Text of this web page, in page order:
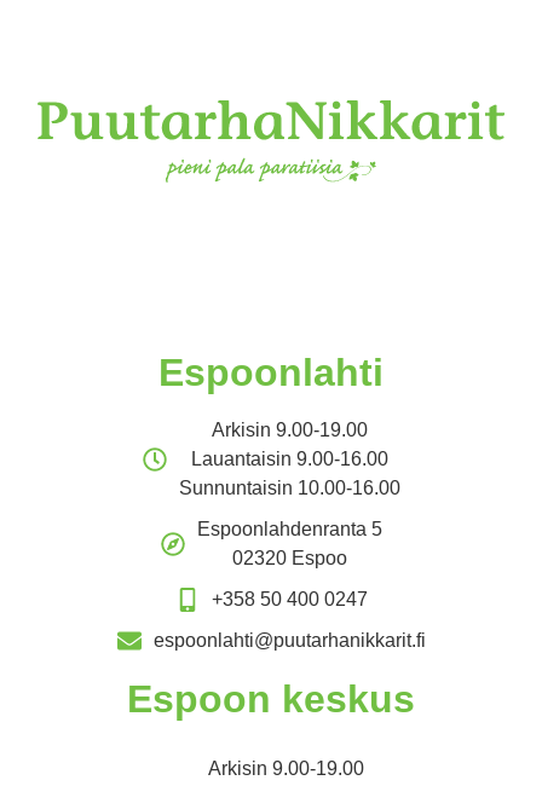
Espoonlahti
Arkisin 9.00-19.00
Lauantaisin 9.00-16.00
Sunnuntaisin 10.00-16.00
Espoonlahdenranta 5
02320 Espoo
+358 50 400 0247
espoonlahti@puutarhanikkarit.fi
Espoon keskus
Arkisin 9.00-19.00